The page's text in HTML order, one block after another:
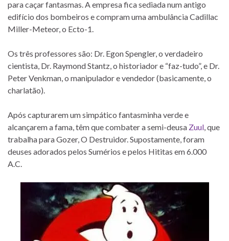
para caçar fantasmas. A empresa fica sediada num antigo
edifício dos bombeiros e compram uma ambulância Cadillac
Miller-Meteor, o Ecto-1.
Os três professores são: Dr. Egon Spengler, o verdadeiro
cientista, Dr. Raymond Stantz, o historiador e “faz-tudo”, e Dr.
Peter Venkman, o manipulador e vendedor (basicamente, o
charlatão).
Após capturarem um simpático fantasminha verde e
alcançarem a fama, têm que combater a semi-deusa Zuul, que
trabalha para Gozer, O Destruidor. Supostamente, foram
deuses adorados pelos Sumérios e pelos Hititas em 6.000
A.C.